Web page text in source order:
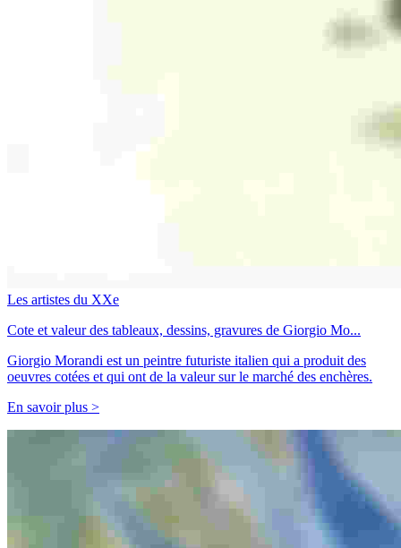
Les artistes du XXe
Cote et valeur des tableaux, dessins, gravures de Giorgio Mo...
Giorgio Morandi est un peintre futuriste italien qui a produit des
oeuvres cotées et qui ont de la valeur sur le marché des enchères.
En savoir plus >